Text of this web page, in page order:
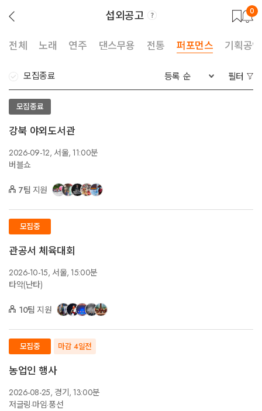
섭외공고
뒤
로
기
0
전체 노래 연주 댄스무용 전통 퍼포먼스 기획공연
모집종료 등록 순 필터
모집종료
강북 야외도서관
2026-09-12, 서울, 11:00분
버블쇼
7팀 지원
모집중
관공서 체육대회
2026-10-15, 서울, 15:00분
타악(난타)
10팀 지원
모집중 마감 4일전
농업인 행사
2026-08-25, 경기, 13:00분
저글링·마임·풍선